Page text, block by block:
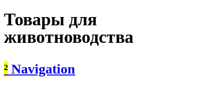
Товары для
животноводства
² Navigation